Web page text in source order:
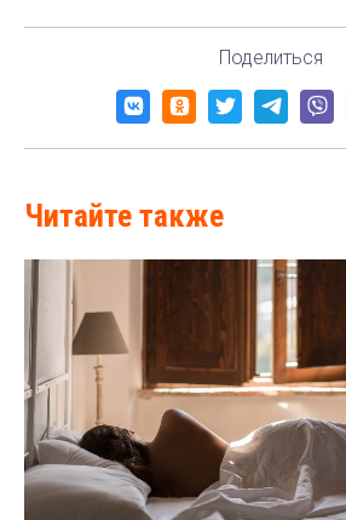
Поделиться
Читайте также